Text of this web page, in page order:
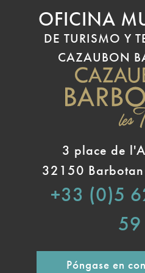
OFICINA
DE TURISMO Y
CAZAUBON
3 place de
32150 Barbotan
+33 (0)5
59
Póngase en